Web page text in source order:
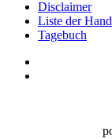
Disclaimer
Liste der
Tagebuch